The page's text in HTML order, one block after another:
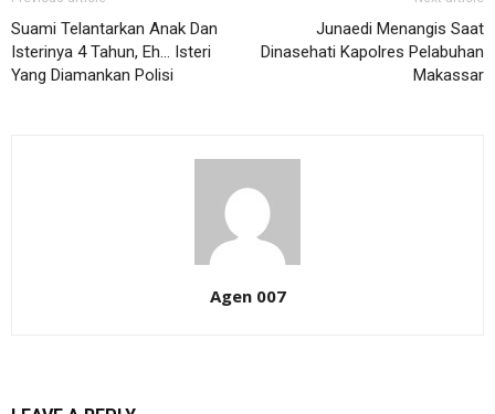
Suami Telantarkan Anak Dan
Isterinya 4 Tahun, Eh… Isteri
Yang Diamankan Polisi
Junaedi Menangis Saat
Dinasehati Kapolres Pelabuhan
Makassar
Agen 007